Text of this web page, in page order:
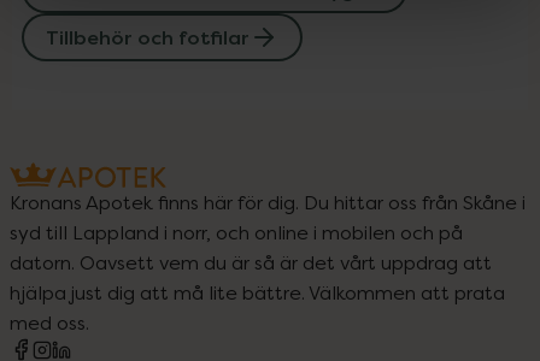
Tillbehör och fotfilar
Kronans Apotek finns här för dig. Du hittar oss från Skåne i
syd till Lappland i norr, och online i mobilen och på
datorn. Oavsett vem du är så är det vårt uppdrag att
hjälpa just dig att må lite bättre. Välkommen att prata
med oss.